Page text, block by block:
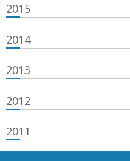
2015
2014
2013
2012
2011